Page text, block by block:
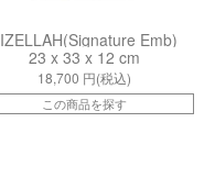
IZELLAH(Signature Emb)
23 x 33 x 12 cm
18,700 円(税込)
この商品を探す